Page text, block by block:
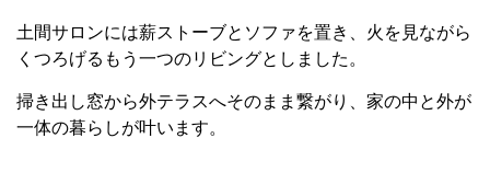
土間サロンには薪ストーブとソファを置き、火を見ながら
くつろげるもう一つのリビングとしました。
掃き出し窓から外テラスへそのまま繋がり、家の中と外が
一体の暮らしが叶います。